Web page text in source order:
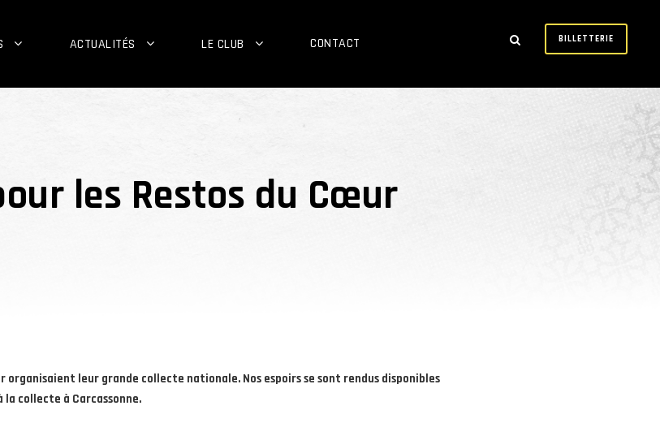
ACTUALITÉS LE CLUB CONTACT BILLETTERIE
les Restos du Cœur
organisaient leur grande collecte nationale. Nos espoirs se sont rendus disponibles
collecte à Carcassonne.